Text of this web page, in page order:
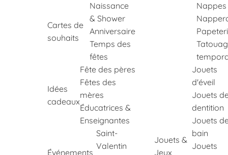
Cartes de
souhaits
Naissance
& Shower
Anniversaire
Temps des
fêtes
Idées
cadeaux
Fête des pères
Fêtes des
mères
Éducatrices &
Enseignantes
Événements
Saint-
Valentin
Nappes
Jouets &
Jeux
Jouets
d'éveil
Jouets
dentition
Jouets
bain
Jouets